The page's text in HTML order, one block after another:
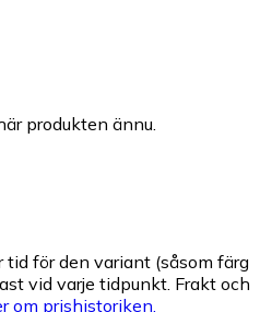
produkten ännu.
tid för den variant (såsom färg
vid varje tidpunkt. Frakt och
om prishistoriken.